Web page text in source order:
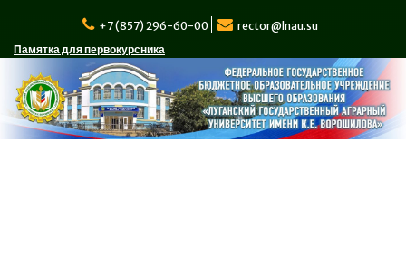
содержимому
+7 (857) 296-60-00
rector@lnau.su
Памятка для первокурсника